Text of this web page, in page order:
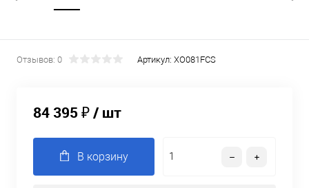
Отзывов: 0 Артикул: XO081FCS
84 395 ₽/ шт
В корзину